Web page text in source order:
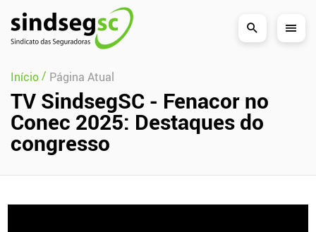
Pular Navegação (s)
Início/ Página Atual
TV SindsegSC - Fenacor no
Conec 2025: Destaques do
congresso